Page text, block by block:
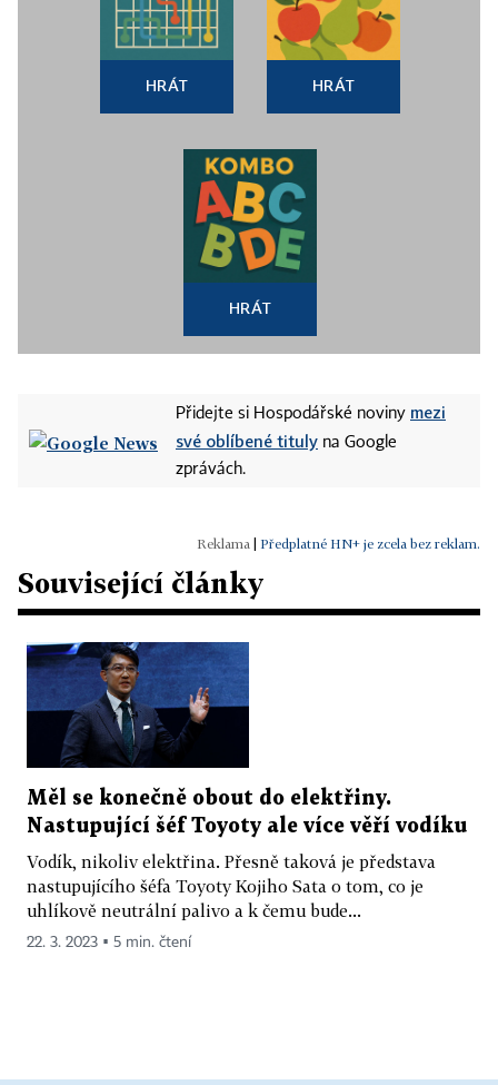
HRÁT HRÁT
HRÁT
Přidejte si Hospodářské noviny mezi
své oblíbené tituly na Google
zprávách.
Předplatné HN+ je zcela bez reklam.
Související články
Měl se konečně obout do elektřiny.
Nastupující šéf Toyoty ale více věří vodíku
Vodík, nikoliv elektřina. Přesně taková je představa
nastupujícího šéfa Toyoty Kojiho Sata o tom, co je
uhlíkově neutrální palivo a k čemu bude...
22. 3. 2023 ▪ 5 min. čtení